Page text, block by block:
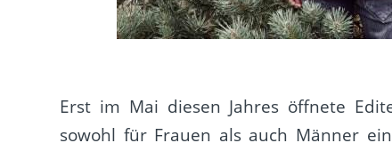
Erst im Mai diesen Jahres öffnete
sowohl für Frauen als auch Männer